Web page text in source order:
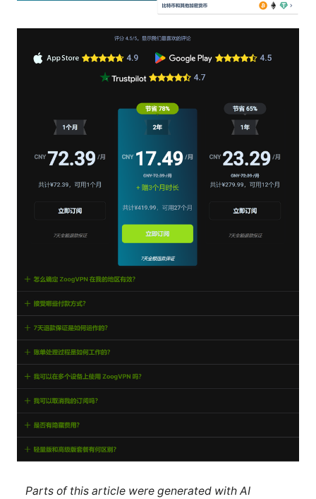
Parts of this article were generated with AI